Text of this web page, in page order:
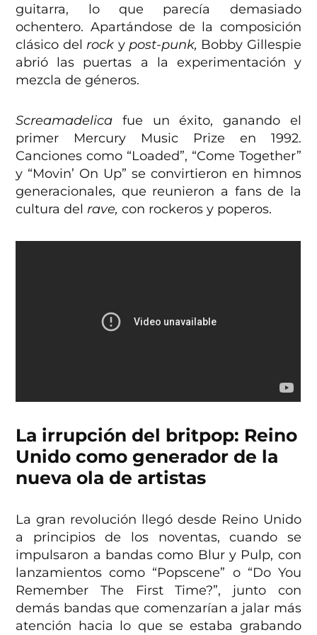
guitarra, lo que parecía demasiado
ochentero. Apartándose de la composición
clásico del rock y post-punk, Bobby Gillespie
abrió las puertas a la experimentación y
mezcla de géneros.
Screamadelica fue un éxito, ganando el
primer Mercury Music Prize en 1992.
Canciones como “Loaded”, “Come Together”
y “Movin’ On Up” se convirtieron en himnos
generacionales, que reunieron a fans de la
cultura del rave,con rockeros y poperos.
La irrupción del britpop: Reino
Unido como generador de la
nueva ola de artistas
La gran revolución llegó desde Reino Unido
a principios de los noventas, cuando se
impulsaron a bandas como Blur y Pulp, con
lanzamientos como “Popscene” o “Do You
Remember The First Time?”, junto con
demás bandas que comenzarían a jalar más
atención hacia lo que se estaba grabando